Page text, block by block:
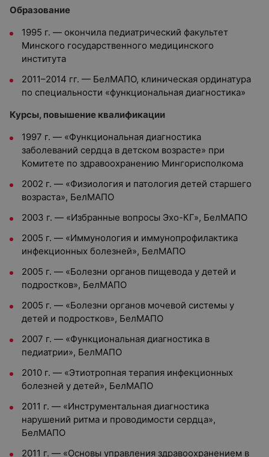
Образование
1995 г. — окончила педиатрический факультет
Минского государственного медицинского
института
2011–2014 гг. — БелМАПО, клиническая ординатура
по специальности «функциональная диагностика»
Курсы, повышение квалификации
1997 г. — «Функциональная диагностика
заболеваний сердца в детском возрасте» при
Комитете по здравоохранению Мингорисполкома
2002 г. — «Физиология и патология детей старшего
возраста», БелМАПО
2003 г. — «Избранные вопросы Эхо-КГ», БелМАПО
2005 г. — «Иммунология и иммунопрофилактика
инфекционных болезней», БелМАПО
2005 г. — «Болезни органов пищевода у детей и
подростков», БелМАПО
2005 г. — «Болезни органов мочевой системы у
детей и подростков», БелМАПО
2007 г. — «Функциональная диагностика в
педиатрии», БелМАПО
2010 г. — «Этиотропная терапия инфекционных
болезней у детей», БелМАПО
2011 г. — «Инструментальная диагностика
нарушений ритма и проводимости сердца»,
БелМАПО
2011 г. — «Основы управления здравоохранением в